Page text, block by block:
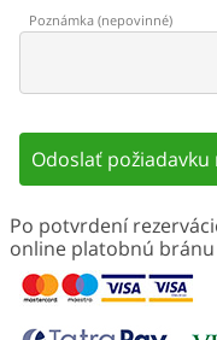
Poznámka (nepovinné)
Odoslať
Po potvrdení
online platobnú